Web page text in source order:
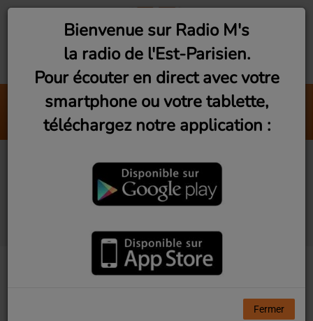
Montreuil : Association BPM
Radio M's (Tina)
Rencontre avec Pierre
Levent pour Scribe Cie
Les Comploteurs
Bienvenue sur Radio M's
la radio de l'Est-Parisien.
Pour écouter en direct avec votre
smartphone ou votre tablette,
téléchargez notre application :
Fermer